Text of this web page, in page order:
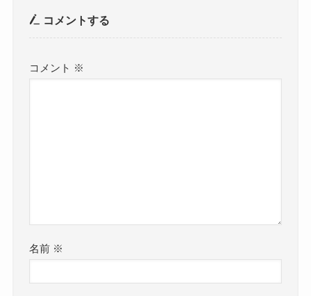
コメントする
コメント ※
名前 ※